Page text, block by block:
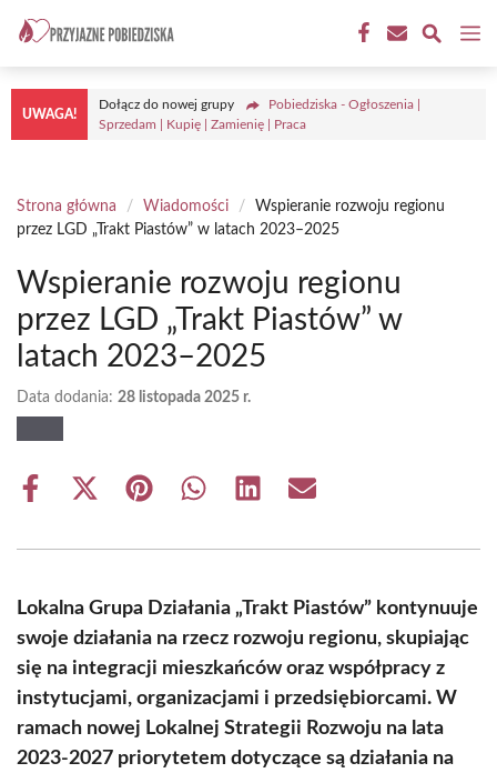
treści
UWAGA!
Dołącz do nowej grupy
Pobiedziska - Ogłoszenia |
Sprzedam | Kupię | Zamienię | Praca
Strona główna / Wiadomości /
Wspieranie rozwoju regionu
przez LGD „Trakt Piastów” w latach 2023–2025
Wspieranie rozwoju regionu
przez LGD „Trakt Piastów” w
latach 2023–2025
Data dodania: 28 listopada 2025 r.
Share
Share
(Twitter)
Share Share Share Share
Lokalna Grupa Działania „Trakt Piastów” kontynuuje
swoje działania na rzecz rozwoju regionu, skupiając
się na integracji mieszkańców oraz współpracy z
instytucjami, organizacjami i przedsiębiorcami. W
ramach nowej Lokalnej Strategii Rozwoju na lata
2023-2027 priorytetem dotyczące są działania na